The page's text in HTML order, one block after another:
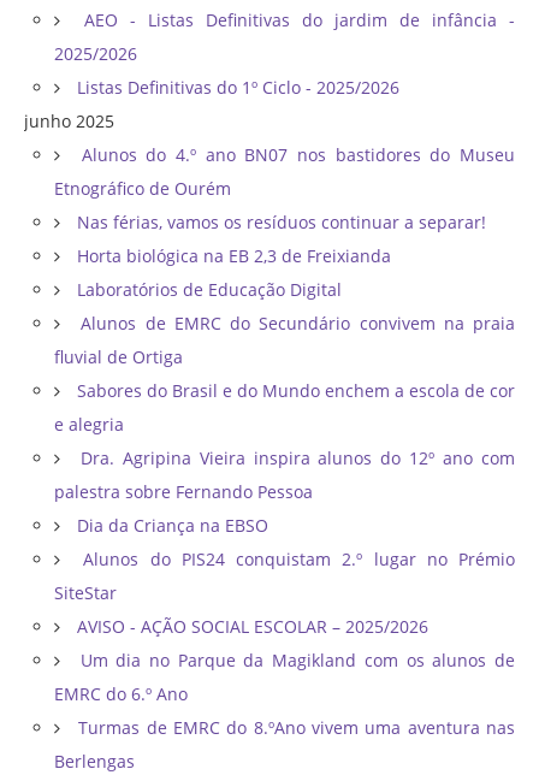
AEO - Listas Definitivas do jardim de infância -
2025/2026
Listas Definitivas do 1º Ciclo - 2025/2026
junho 2025
Alunos do 4.º ano BN07 nos bastidores do Museu
Etnográfico de Ourém
Nas férias, vamos os resíduos continuar a separar!
Horta biológica na EB 2,3 de Freixianda
Laboratórios de Educação Digital
Alunos de EMRC do Secundário convivem na praia
fluvial de Ortiga
Sabores do Brasil e do Mundo enchem a escola de cor
e alegria
Dra. Agripina Vieira inspira alunos do 12º ano com
palestra sobre Fernando Pessoa
Dia da Criança na EBSO
Alunos do PIS24 conquistam 2.º lugar no Prémio
SiteStar
AVISO - AÇÃO SOCIAL ESCOLAR – 2025/2026
Um dia no Parque da Magikland com os alunos de
EMRC do 6.º Ano
Turmas de EMRC do 8.ºAno vivem uma aventura nas
Berlengas